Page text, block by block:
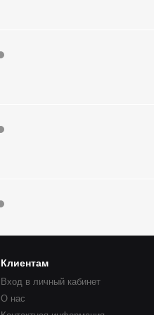
Клиентам
Вход в личный кабинет
О нас